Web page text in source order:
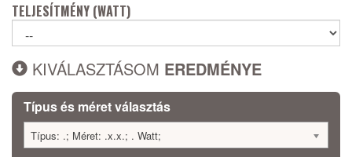
TELJESÍTMÉNY (WATT)
KIVÁLASZTÁSOM EREDMÉNYE
Típus és méret választás
Típus: .; Méret: .x.x.; . Watt;